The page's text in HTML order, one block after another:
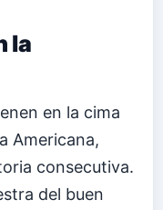
la
en la cima
Americana,
consecutiva.
del buen